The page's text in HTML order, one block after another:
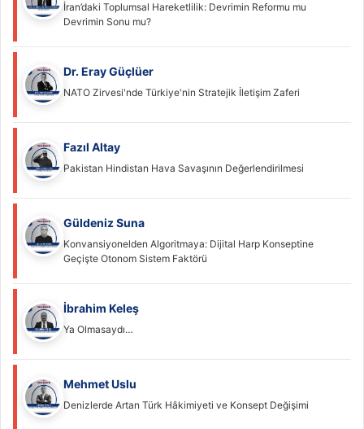
İran’daki Toplumsal Hareketlilik: Devrimin Reformu mu
Devrimin Sonu mu?
Dr. Eray Güçlüer
NATO Zirvesi'nde Türkiye'nin Stratejik İletişim Zaferi
Fazıl Altay
Pakistan Hindistan Hava Savaşının Değerlendirilmesi
Güldeniz Suna
Konvansiyonelden Algoritmaya: Dijital Harp Konseptine
Geçişte Otonom Sistem Faktörü
İbrahim Keleş
Ya Olmasaydı…
Mehmet Uslu
Denizlerde Artan Türk Hâkimiyeti ve Konsept Değişimi